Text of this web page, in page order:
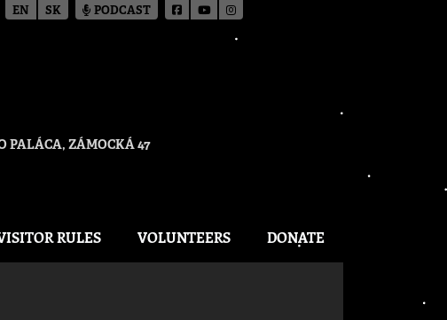
PALÁCA, ZÁMOCKÁ 47
RULES VOLUNTEERS DONATE
EN SK PODCAST